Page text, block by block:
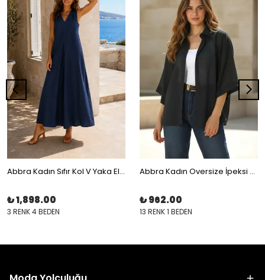
Abbra Kadın Sıfır Kol V Yaka Elbise
₺ 1,898.00
3 RENK 4 BEDEN
Abbra Kadın Oversize İpeksi Kısa Kol Gömlek
₺ 962.00
13 RENK 1 BEDEN